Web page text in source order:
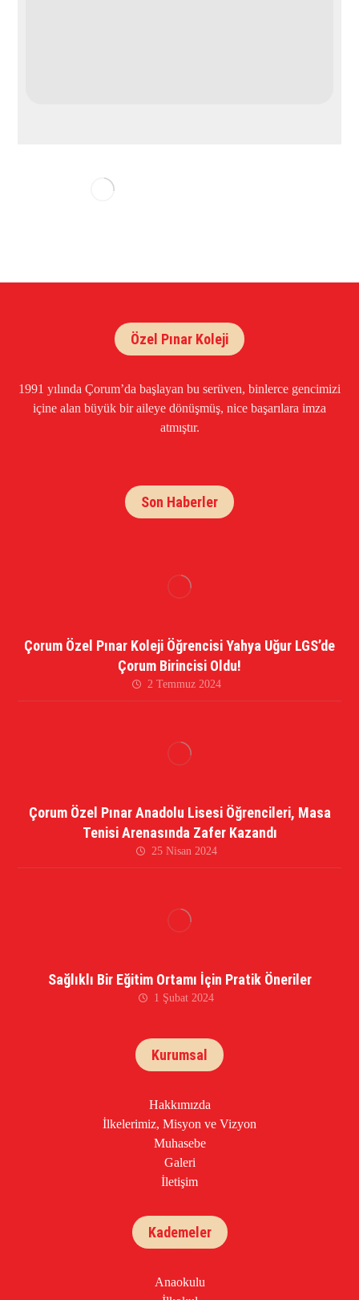
Özel Pınar Koleji
1991 yılında Çorum’da başlayan bu serüven, binlerce gencimizi
içine alan büyük bir aileye dönüşmüş, nice başarılara imza
atmıştır.
Son Haberler
Çorum Özel Pınar Koleji Öğrencisi Yahya Uğur LGS’de
Çorum Birincisi Oldu!
2 Temmuz 2024
Çorum Özel Pınar Anadolu Lisesi Öğrencileri, Masa
Tenisi Arenasında Zafer Kazandı
25 Nisan 2024
Sağlıklı Bir Eğitim Ortamı İçin Pratik Öneriler
1 Şubat 2024
Kurumsal
Hakkımızda
İlkelerimiz, Misyon ve Vizyon
Muhasebe
Galeri
İletişim
Kademeler
Anaokulu